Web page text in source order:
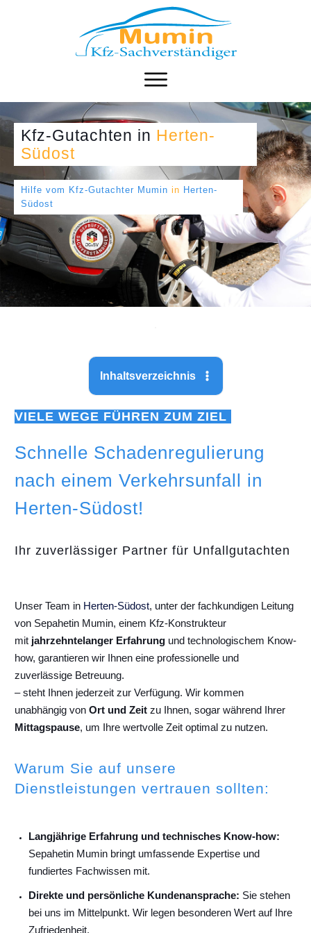
Kfz-Gutachten in Herten-
Südost
Hilfe vom Kfz-Gutachter Mumin in Herten-
Südost
Inhaltsverzeichnis
VIELE WEGE FÜHREN ZUM ZIEL
Schnelle Schadenregulierung
nach einem Verkehrsunfall in
Herten-Südost!
Ihr zuverlässiger Partner für Unfallgutachten
Unser Team in Herten-Südost, unter der fachkundigen Leitung
von Sepahetin Mumin, einem Kfz-Konstrukteur
mit jahrzehntelanger Erfahrung und technologischem Know-
how, garantieren wir Ihnen eine professionelle und
zuverlässige Betreuung.
– steht Ihnen jederzeit zur Verfügung. Wir kommen
unabhängig von Ort und Zeit zu Ihnen, sogar während Ihrer
Mittagspause, um Ihre wertvolle Zeit optimal zu nutzen.
Warum Sie auf unsere
Dienstleistungen vertrauen sollten:
Langjährige Erfahrung und technisches Know-how:
Sepahetin Mumin bringt umfassende Expertise und
fundiertes Fachwissen mit.
Direkte und persönliche Kundenansprache: Sie stehen
bei uns im Mittelpunkt. Wir legen besonderen Wert auf Ihre
Zufriedenheit.